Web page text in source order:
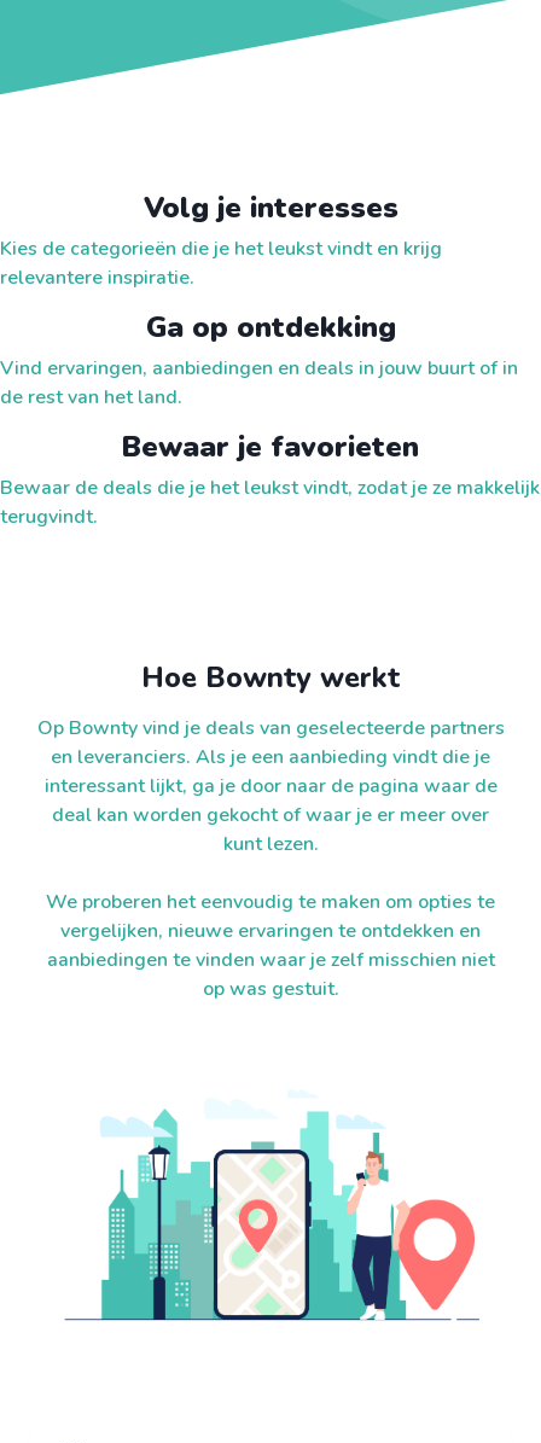
Volg je interesses
Kies de categorieën die je het leukst vindt en krijg
relevantere inspiratie.
Ga op ontdekking
Vind ervaringen, aanbiedingen en deals in jouw buurt of in
de rest van het land.
Bewaar je favorieten
Bewaar de deals die je het leukst vindt, zodat je ze makkelijk
terugvindt.
Hoe Bownty werkt
Op Bownty vind je deals van geselecteerde partners
en leveranciers. Als je een aanbieding vindt die je
interessant lijkt, ga je door naar de pagina waar de
deal kan worden gekocht of waar je er meer over
kunt lezen.
We proberen het eenvoudig te maken om opties te
vergelijken, nieuwe ervaringen te ontdekken en
aanbiedingen te vinden waar je zelf misschien niet
op was gestuit.